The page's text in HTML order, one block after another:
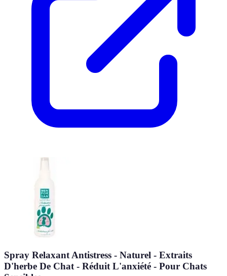
Spray Relaxant Antistress - Naturel - Extraits
D'herbe De Chat - Réduit L'anxiété - Pour Chats